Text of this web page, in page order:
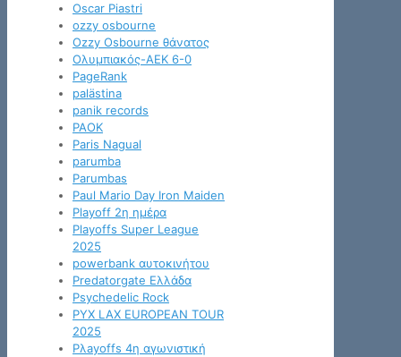
Oscar Piastri
ozzy osbourne
Ozzy Osbourne θάνατος
Oλυμπιακός-ΑΕΚ 6-0
PageRank
palästina
panik records
PAOK
Paris Nagual
parumba
Parumbas
Paul Mario Day Iron Maiden
Playoff 2η ημέρα
Playoffs Super League
2025
powerbank αυτοκινήτου
Predatorgate Ελλάδα
Psychedelic Rock
PYX LAX EUROPEAN TOUR
2025
Pλayoffs 4η αγωνιστική